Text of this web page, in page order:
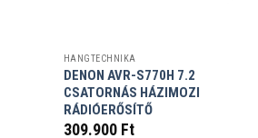
HANGTECHNIKA
DENON AVR-S770H 7.2
CSATORNÁS HÁZIMOZI
RÁDIÓERŐSÍTŐ
309.900 Ft